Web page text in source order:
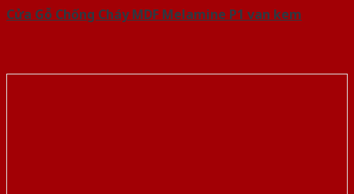
Cửa Gỗ Chống Cháy MDF Melamine P1 van kem